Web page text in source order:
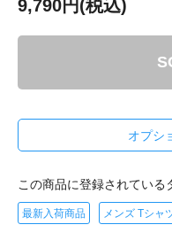
9,790円(税込)
オプシ
この商品に登録されている
最新入荷商品 メンズ Tシャ